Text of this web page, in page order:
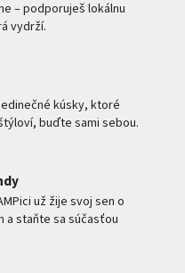
– podporuješ lokálnu
vydrží.
kúsky, ktoré
buďte sami sebou.
už žije svoj sen o
a staňte sa súčasťou